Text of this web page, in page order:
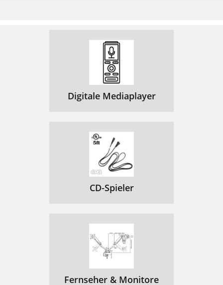
Digitale Mediaplayer
CD-Spieler
Fernseher & Monitore